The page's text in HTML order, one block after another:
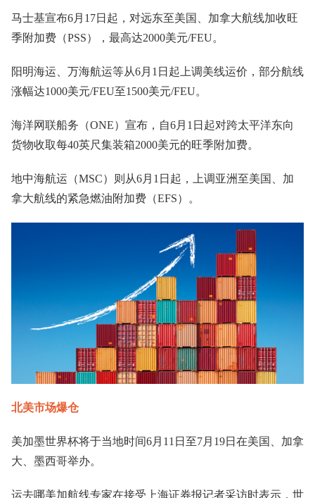
马士基宣布6月17日起，对远东至美国、加拿大航线加收旺
季附加费（PSS），最高达2000美元/FEU。
阳明海运、万海航运等从6月1日起上调美线运价，部分航线
涨幅达1000美元/FEU至1500美元/FEU。
海洋网联船务（ONE）宣布，自6月1日起对跨太平洋东向
货物收取每40英尺集装箱2000美元的旺季附加费。
地中海航运（MSC）则从6月1日起，上调亚洲至美国、加
拿大航线的紧急燃油附加费（EFS）。
北美市场爆仓
美加墨世界杯将于当地时间6月11日至7月19日在美国、加拿
大、墨西哥举办。
运去哪美加航线专家在接受上海证券报记者采访时表示，世